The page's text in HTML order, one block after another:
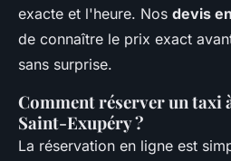
exacte et l'heure. Nos devis
de connaître le prix exact
sans surprise.
Comment réserver un taxi
Saint-Exupéry ?
La réservation en ligne est